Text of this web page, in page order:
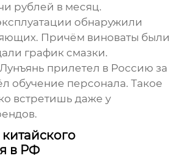
рублей в месяц.
обнаружили
Причём виноваты были
график смазки.
прилетел в Россию за
обучение персонала. Такое
встретишь даже у
в РФ